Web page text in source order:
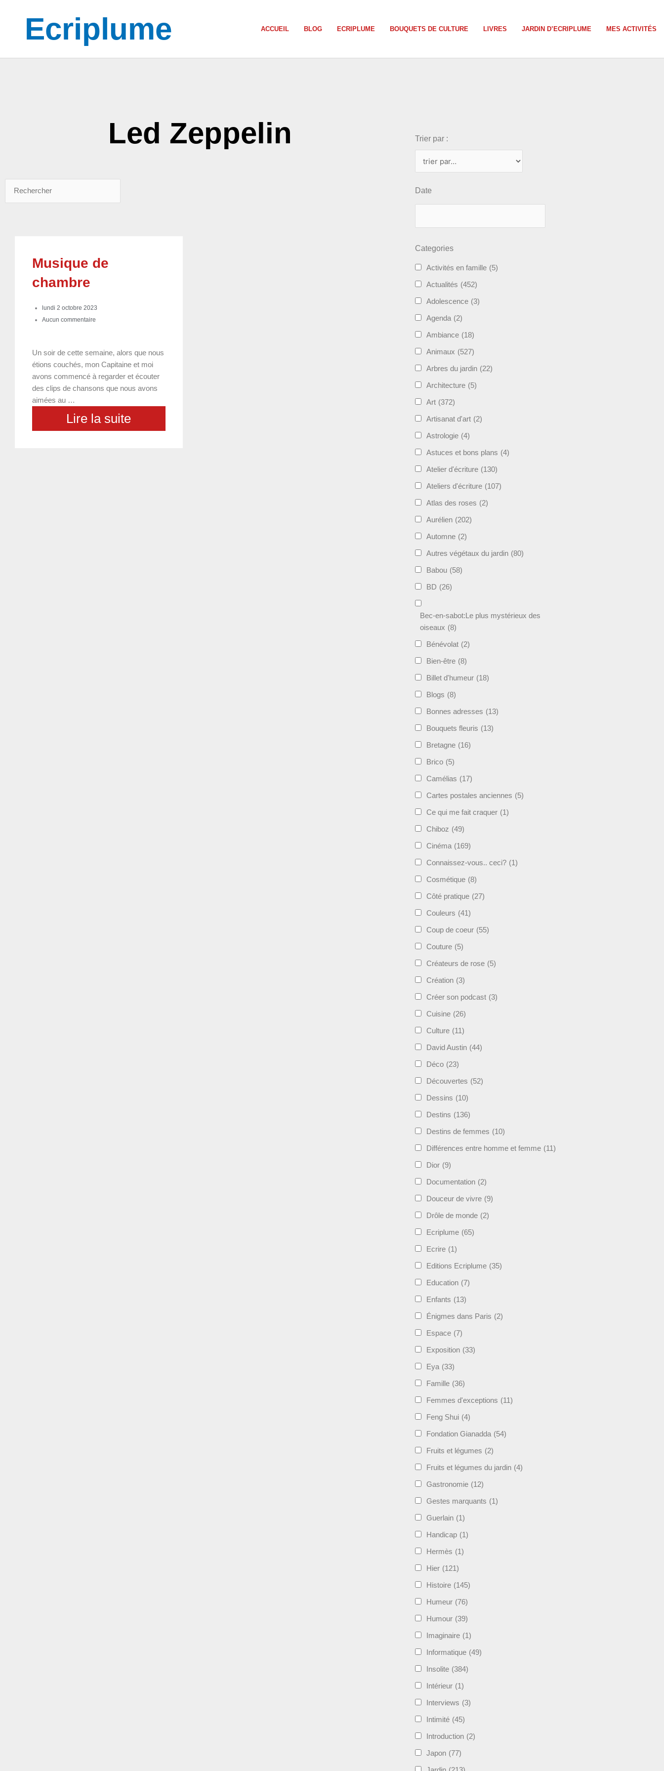
Ecriplume ACCUEIL BLOG ECRIPLUME BOUQUETS DE CULTURE LIVRES JARDIN D’ECRIPLUME MES ACTIVITÉS
Led Zeppelin
Musique de
chambre
lundi 2 octobre 2023
Aucun commentaire
Un soir de cette semaine, alors que nous
étions couchés, mon Capitaine et moi
avons commencé à regarder et écouter
des clips de chansons que nous avons
aimées au …
Lire la suite
Trier par :
Date
Categories
Activités en famille (5)
Actualités (452)
Adolescence (3)
Agenda (2)
Ambiance (18)
Animaux (527)
Arbres du jardin (22)
Architecture (5)
Art (372)
Artisanat d'art (2)
Astrologie (4)
Astuces et bons plans (4)
Atelier d'écriture (130)
Ateliers d'écriture (107)
Atlas des roses (2)
Aurélien (202)
Automne (2)
Autres végétaux du jardin (80)
Babou (58)
BD (26)
Bec-en-sabot:Le plus mystérieux des
oiseaux (8)
Bénévolat (2)
Bien-être (8)
Billet d'humeur (18)
Blogs (8)
Bonnes adresses (13)
Bouquets fleuris (13)
Bretagne (16)
Brico (5)
Camélias (17)
Cartes postales anciennes (5)
Ce qui me fait craquer (1)
Chiboz (49)
Cinéma (169)
Connaissez-vous.. ceci? (1)
Cosmétique (8)
Côté pratique (27)
Couleurs (41)
Coup de coeur (55)
Couture (5)
Créateurs de rose (5)
Création (3)
Créer son podcast (3)
Cuisine (26)
Culture (11)
David Austin (44)
Déco (23)
Découvertes (52)
Dessins (10)
Destins (136)
Destins de femmes (10)
Différences entre homme et femme (11)
Dior (9)
Documentation (2)
Douceur de vivre (9)
Drôle de monde (2)
Ecriplume (65)
Ecrire (1)
Editions Ecriplume (35)
Education (7)
Enfants (13)
Énigmes dans Paris (2)
Espace (7)
Exposition (33)
Eya (33)
Famille (36)
Femmes d'exceptions (11)
Feng Shui (4)
Fondation Gianadda (54)
Fruits et légumes (2)
Fruits et légumes du jardin (4)
Gastronomie (12)
Gestes marquants (1)
Guerlain (1)
Handicap (1)
Hermès (1)
Hier (121)
Histoire (145)
Humeur (76)
Humour (39)
Imaginaire (1)
Informatique (49)
Insolite (384)
Intérieur (1)
Interviews (3)
Intimité (45)
Introduction (2)
Japon (77)